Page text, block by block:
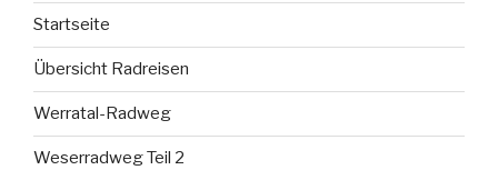
Startseite
Übersicht Radreisen
Werratal-Radweg
Weserradweg Teil 2